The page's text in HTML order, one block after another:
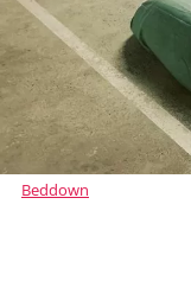
Beddown